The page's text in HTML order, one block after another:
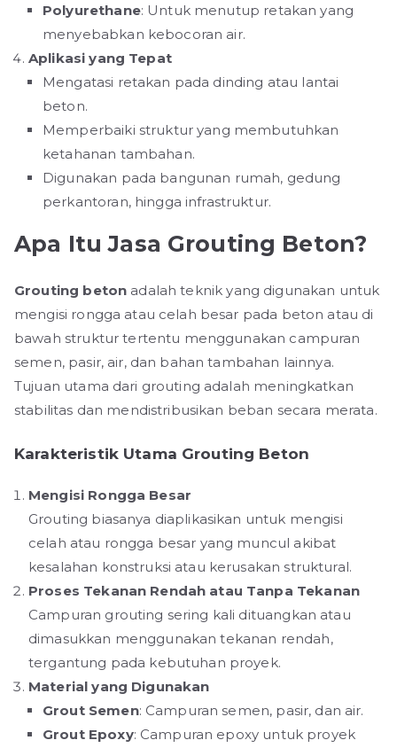
Polyurethane: Untuk menutup retakan yang
menyebabkan kebocoran air.
Aplikasi yang Tepat
Mengatasi retakan pada dinding atau lantai
beton.
Memperbaiki struktur yang membutuhkan
ketahanan tambahan.
Digunakan pada bangunan rumah, gedung
perkantoran, hingga infrastruktur.
Apa Itu Jasa Grouting Beton?
Grouting beton adalah teknik yang digunakan untuk
mengisi rongga atau celah besar pada beton atau di
bawah struktur tertentu menggunakan campuran
semen, pasir, air, dan bahan tambahan lainnya.
Tujuan utama dari grouting adalah meningkatkan
stabilitas dan mendistribusikan beban secara merata.
Karakteristik Utama Grouting Beton
Mengisi Rongga Besar
Grouting biasanya diaplikasikan untuk mengisi
celah atau rongga besar yang muncul akibat
kesalahan konstruksi atau kerusakan struktural.
Proses Tekanan Rendah atau Tanpa Tekanan
Campuran grouting sering kali dituangkan atau
dimasukkan menggunakan tekanan rendah,
tergantung pada kebutuhan proyek.
Material yang Digunakan
Grout Semen: Campuran semen, pasir, dan air.
Grout Epoxy: Campuran epoxy untuk proyek